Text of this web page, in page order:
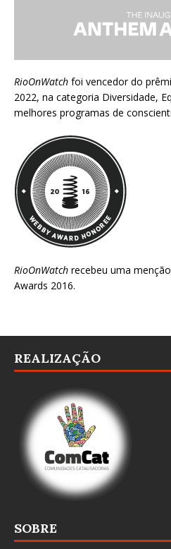
RioOnWatch foi vencedor do
2022, na categoria Diversidade,
melhores programas de
RioOnWatch recebeu uma
Awards 2016.
REALIZAÇÃO
SOBRE